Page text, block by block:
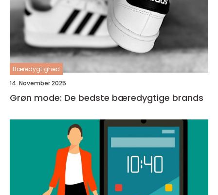
Bæredygtighed
14. November 2025
Grøn mode: De bedste bæredygtige brands